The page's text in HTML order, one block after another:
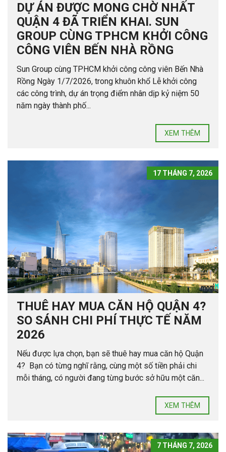
DỰ ÁN ĐƯỢC MONG CHỜ NHẤT
QUẬN 4 ĐÃ TRIỂN KHAI. SUN
GROUP CÙNG TPHCM KHỞI CÔNG
CÔNG VIÊN BẾN NHÀ RỒNG
Sun Group cùng TPHCM khởi công công viên Bến Nhà
Rồng Ngày 1/7/2026, trong khuôn khổ Lễ khởi công
các công trình, dự án trọng điểm nhân dịp kỷ niệm 50
năm ngày thành phố...
XEM THÊM
17 THÁNG 7, 2026
THUÊ HAY MUA CĂN HỘ QUẬN 4?
SO SÁNH CHI PHÍ THỰC TẾ NĂM
2026
Nếu được lựa chọn, bạn sẽ thuê hay mua căn hộ Quận
4? Bạn có từng nghĩ rằng, cùng một số tiền phải chi
mỗi tháng, có người đang từng bước sở hữu một căn...
XEM THÊM
7 THÁNG 7, 2026